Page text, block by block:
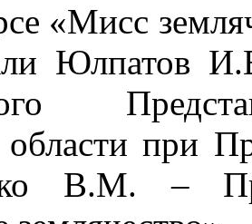
«Мисс
Юлпатов
области при
В.М. –